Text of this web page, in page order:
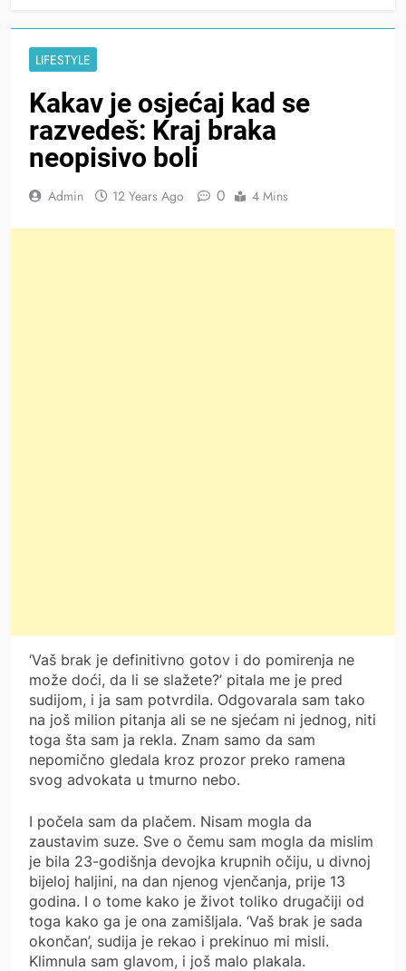
LIFESTYLE
Kakav je osjećaj kad se
razvedeš: Kraj braka
neopisivo boli
Admin 12 Years Ago 0 4 Mins
‘Vaš brak je definitivno gotov i do pomirenja ne
može doći, da li se slažete?’ pitala me je pred
sudijom, i ja sam potvrdila. Odgovarala sam tako
na još milion pitanja ali se ne sjećam ni jednog, niti
toga šta sam ja rekla. Znam samo da sam
nepomično gledala kroz prozor preko ramena
svog advokata u tmurno nebo.
I počela sam da plačem. Nisam mogla da
zaustavim suze. Sve o čemu sam mogla da mislim
je bila 23-godišnja devojka krupnih očiju, u divnoj
bijeloj haljini, na dan njenog vjenčanja, prije 13
godina. I o tome kako je život toliko drugačiji od
toga kako ga je ona zamišljala. ‘Vaš brak je sada
okončan’, sudija je rekao i prekinuo mi misli.
Klimnula sam glavom, i još malo plakala.